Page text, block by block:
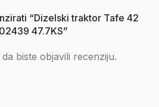
“Dizelski traktor Tafe 42
47.7KS”
da biste objavili recenziju.